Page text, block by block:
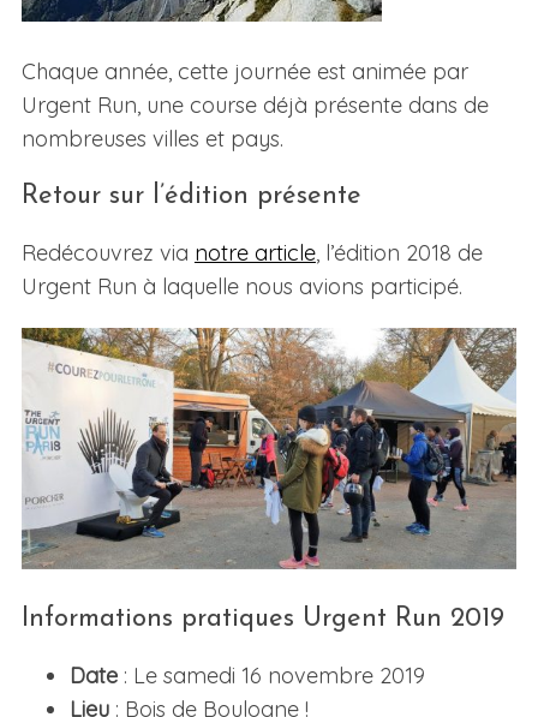
Chaque année, cette journée est animée par
Urgent Run, une course déjà présente dans de
nombreuses villes et pays.
Retour sur l’édition présente
Redécouvrez via notre article, l’édition 2018 de
Urgent Run à laquelle nous avions participé.
Informations pratiques Urgent Run 2019
Date: Le samedi 16 novembre 2019
Lieu: Bois de Boulogne !